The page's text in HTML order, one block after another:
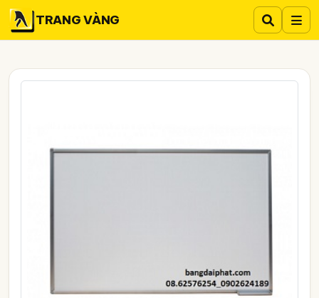
TRANG VÀNG